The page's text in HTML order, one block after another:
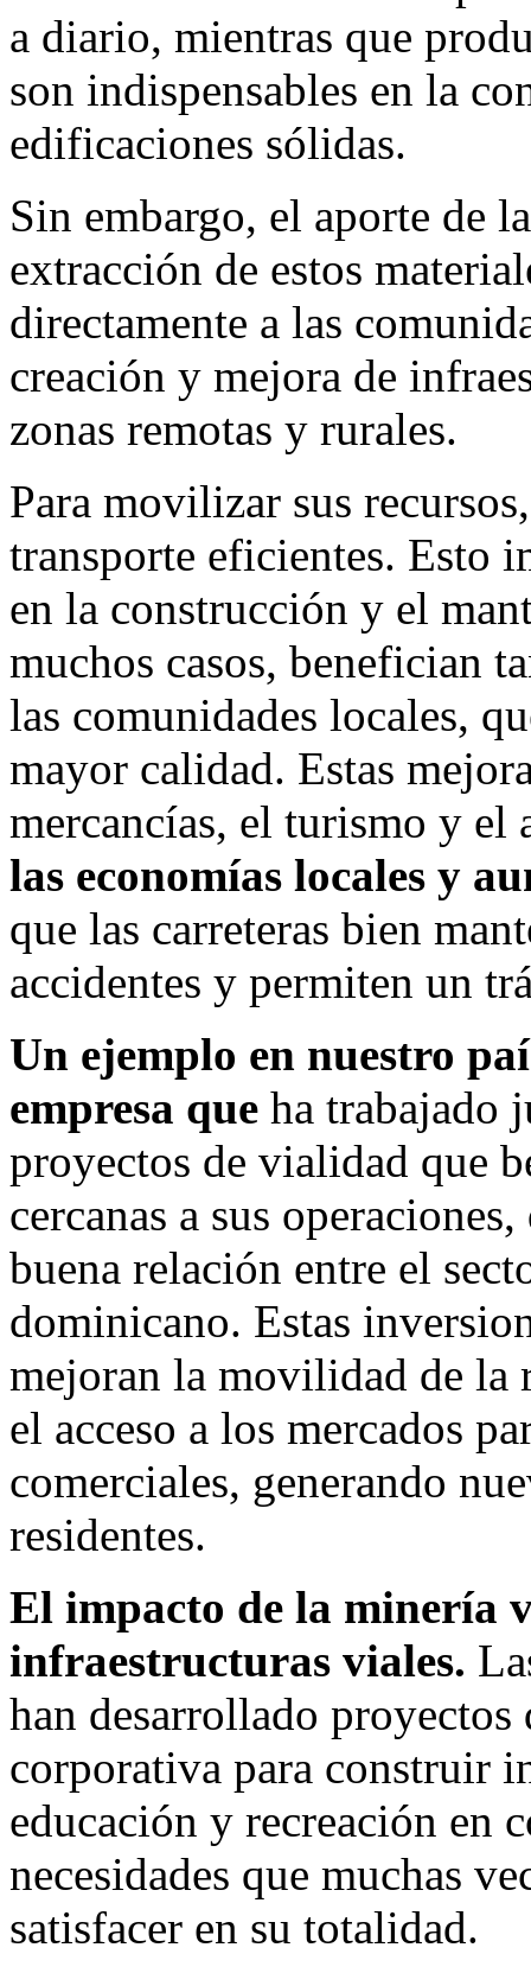
a diario, mientras que
son indispensables en la
edificaciones sólidas.
Sin embargo, el aporte de
extracción de estos
directamente a las
creación y mejora de
zonas remotas y rurales.
Para movilizar sus
transporte eficientes. Esto
en la construcción y el
muchos casos, benefician
las comunidades locales,
mayor calidad. Estas
mercancías, el turismo y el
las economías locales y
que las carreteras bien
accidentes y permiten un
Un ejemplo en nuestro
empresa que ha trabajado
proyectos de vialidad que
cercanas a sus
buena relación entre el
dominicano. Estas
mejoran la movilidad de la
el acceso a los mercados
comerciales, generando
residentes.
El impacto de la minería
infraestructuras viales.
han desarrollado
corporativa para construir
educación y recreación en
necesidades que muchas
satisfacer en su totalidad.